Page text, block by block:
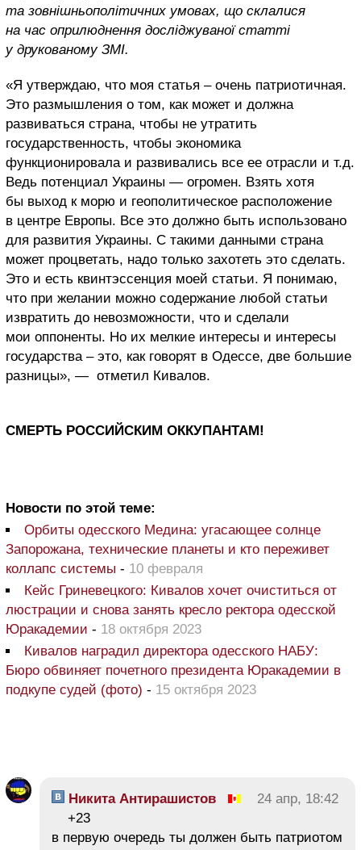
та зовнішньополітичних умовах, що склалися
на час оприлюднення досліджуваної статті
у друкованому ЗМІ.
«Я утверждаю, что моя статья – очень патриотичная.
Это размышления о том, как может и должна
развиваться страна, чтобы не утратить
государственность, чтобы экономика
функционировала и развивались все ее отрасли и т.д.
Ведь потенциал Украины — огромен. Взять хотя
бы выход к морю и геополитическое расположение
в центре Европы. Все это должно быть использовано
для развития Украины. С такими данными страна
может процветать, надо только захотеть это сделать.
Это и есть квинтэссенция моей статьи. Я понимаю,
что при желании можно содержание любой статьи
извратить до невозможности, что и сделали
мои оппоненты. Но их мелкие интересы и интересы
государства – это, как говорят в Одессе, две большие
разницы», — отметил Кивалов.
СМЕРТЬ РОССИЙСКИМ ОККУПАНТАМ!
Новости по этой теме:
Орбиты одесского Медина: угасающее солнце
Запорожана, технические планеты и кто переживет
коллапс системы - 10 февраля
Кейс Гриневецкого: Кивалов хочет очиститься от
люстрации и снова занять кресло ректора одесской
Юракадемии - 18 октября 2023
Кивалов наградил директора одесского НАБУ:
Бюро обвиняет почетного президента Юракадемии в
подкупе судей (фото) - 15 октября 2023
Никита Антирашистов
24 апр, 18:42
+23
в первую очередь ты должен быть патриотом